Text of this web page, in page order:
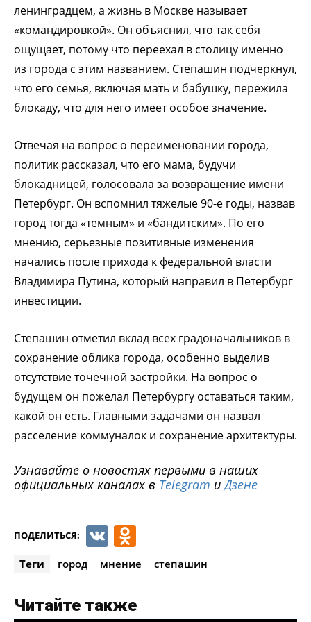
ленинградцем, а жизнь в Москве называет
«командировкой». Он объяснил, что так себя
ощущает, потому что переехал в столицу именно
из города с этим названием. Степашин подчеркнул,
что его семья, включая мать и бабушку, пережила
блокаду, что для него имеет особое значение.
Отвечая на вопрос о переименовании города,
политик рассказал, что его мама, будучи
блокадницей, голосовала за возвращение имени
Петербург. Он вспомнил тяжелые 90-е годы, назвав
город тогда «темным» и «бандитским». По его
мнению, серьезные позитивные изменения
начались после прихода к федеральной власти
Владимира Путина, который направил в Петербург
инвестиции.
Степашин отметил вклад всех градоначальников в
сохранение облика города, особенно выделив
отсутствие точечной застройки. На вопрос о
будущем он пожелал Петербургу оставаться таким,
какой он есть. Главными задачами он назвал
расселение коммуналок и сохранение архитектуры.
Узнавайте о новостях первыми в наших
официальных каналах в Telegram иДзене
ПОДЕЛИТЬСЯ: VK
Теги город мнение степашин
Читайте также